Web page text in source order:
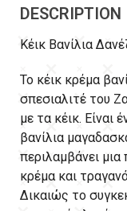
DESCRIPTION
Κέικ Βανίλια
Το κέικ κρέμα
σπεσιαλιτέ του
με τα κέικ. Είναι
βανίλια
περιλαμβάνει μια
κρέμα και
Δικαιώς το